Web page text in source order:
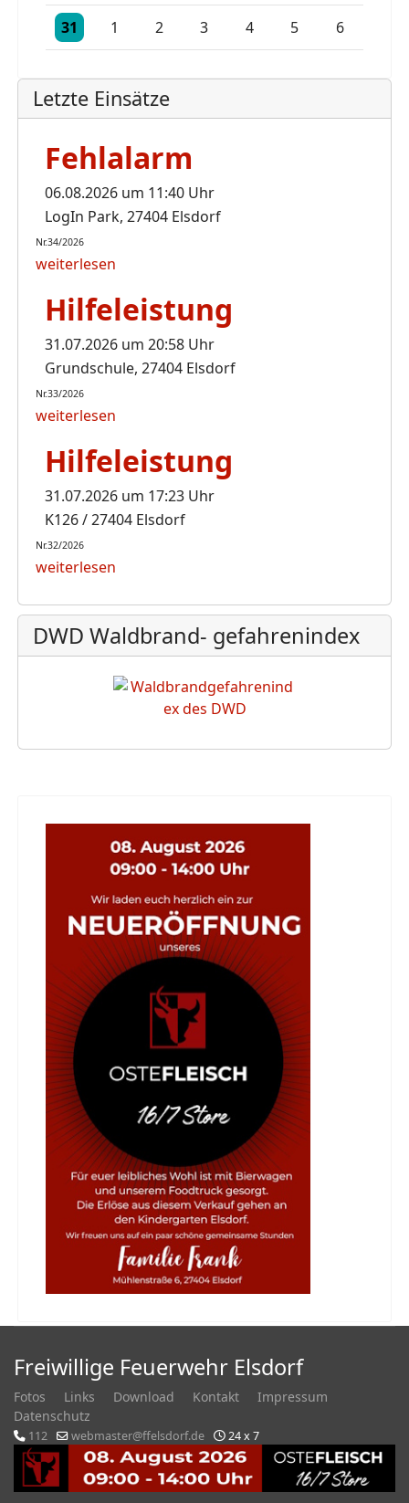
31
Einzelne Veranstaltung
1 2 3
Einzelne Veranstaltung
4
Einzelne Veranstaltung
5 6
Letzte Einsätze
Fehlalarm
06.08.2026 um 11:40 Uhr
LogIn Park, 27404 Elsdorf
Nr.34/2026
weiterlesen
Hilfeleistung
31.07.2026 um 20:58 Uhr
Grundschule, 27404 Elsdorf
Nr.33/2026
weiterlesen
Hilfeleistung
31.07.2026 um 17:23 Uhr
K126 / 27404 Elsdorf
Nr.32/2026
weiterlesen
DWD Waldbrand- gefahrenindex
Freiwillige Feuerwehr Elsdorf
Fotos Links Download Kontakt
Impressum
Datenschutz
112 webmaster@ffelsdorf.de 24 x 7